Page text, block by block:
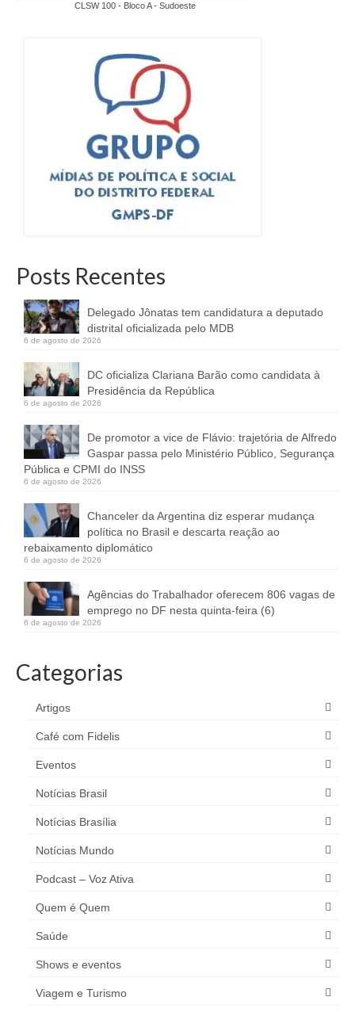
CLSW 100 - Bloco A - Sudoeste
Posts Recentes
Delegado Jônatas tem candidatura a deputado
distrital oficializada pelo MDB
6 de agosto de 2026
DC oficializa Clariana Barão como candidata à
Presidência da República
6 de agosto de 2026
De promotor a vice de Flávio: trajetória de Alfredo
Gaspar passa pelo Ministério Público, Segurança
Pública e CPMI do INSS
6 de agosto de 2026
Chanceler da Argentina diz esperar mudança
política no Brasil e descarta reação ao
rebaixamento diplomático
6 de agosto de 2026
Agências do Trabalhador oferecem 806 vagas de
emprego no DF nesta quinta-feira (6)
6 de agosto de 2026
Categorias
Artigos
Café com Fidelis
Eventos
Notícias Brasil
Notícias Brasília
Notícias Mundo
Podcast – Voz Ativa
Quem é Quem
Saúde
Shows e eventos
Viagem e Turismo